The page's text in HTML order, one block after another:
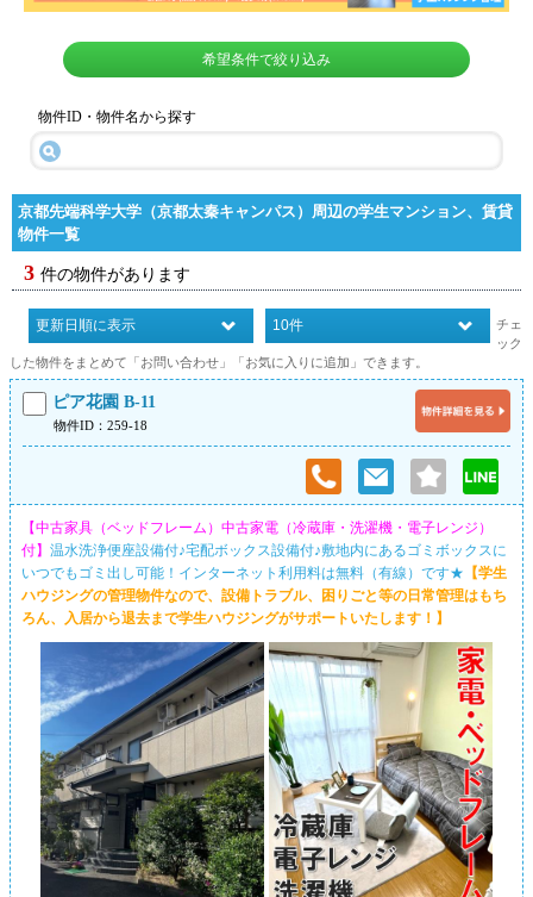
希望条件で絞り込み
物件ID・物件名から探す
京都先端科学大学（京都太秦キャンパス）周辺の学生マンション、賃貸
物件一覧
3 件の物件があります
チェ
ック
した物件をまとめて「お問い合わせ」「お気に入りに追加」できます。
ピア花園 B-11
物件ID：259-18
【中古家具（ベッドフレーム）中古家電（冷蔵庫・洗濯機・電子レンジ）
付】 温水洗浄便座設備付♪宅配ボックス設備付♪敷地内にあるゴミボックスに
いつでもゴミ出し可能！インターネット利用料は無料（有線）です★ 【学生
ハウジングの管理物件なので、設備トラブル、困りごと等の日常管理はもち
ろん、入居から退去まで学生ハウジングがサポートいたします！】